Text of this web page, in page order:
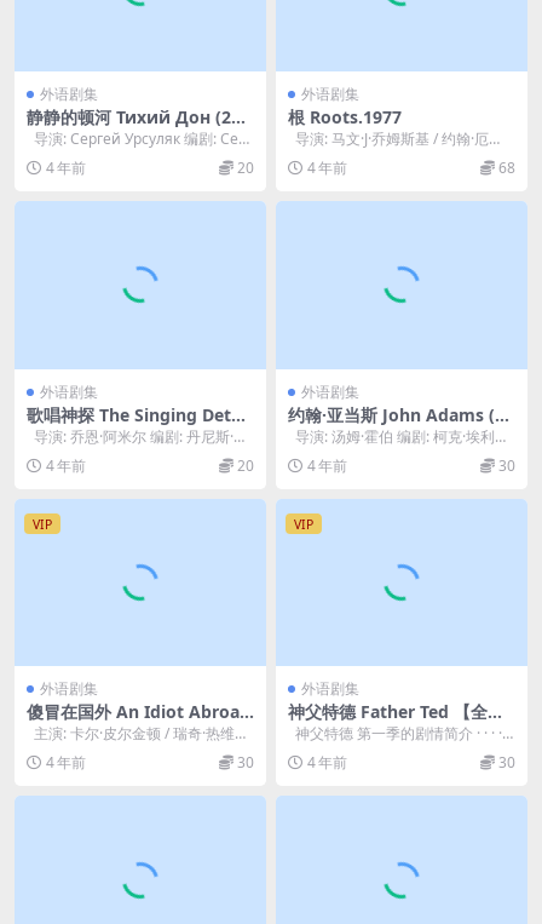
外语剧集
静静的顿河 Тихий Дон (201
5)
导演: Сергей Урсуляк 编剧: Серг
ей Урс...
4 年前 20
外语剧集
根 Roots.1977
导演: 马文·J·乔姆斯基 / 约翰·厄
曼 / 大卫·格林 / 吉...
4 年前 68
外语剧集
歌唱神探 The Singing Detec
tive (1986)
导演: 乔恩·阿米尔 编剧: 丹尼斯·波
特 主演: 迈克尔·刚本 ...
4 年前 20
外语剧集
约翰·亚当斯 John Adams (20
08)
导演: 汤姆·霍伯 编剧: 柯克·埃利
斯 / 米歇尔·阿什福德 /...
4 年前 30
VIP
外语剧集
傻冒在国外 An Idiot Abroad
【全三季】
主演: 卡尔·皮尔金顿 / 瑞奇·热维
斯 / 斯戴芬·莫昌特 类型...
4 年前 30
VIP
外语剧集
神父特德 Father Ted 【全三
季】
神父特德 第一季的剧情简介 · · · · ·
· 英国Cha...
4 年前 30